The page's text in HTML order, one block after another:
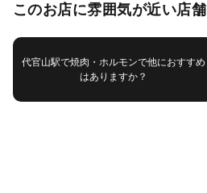
このお店に雰囲気が近い店舗
代官山駅で焼肉・ホルモンで他におすすめ
はありますか？